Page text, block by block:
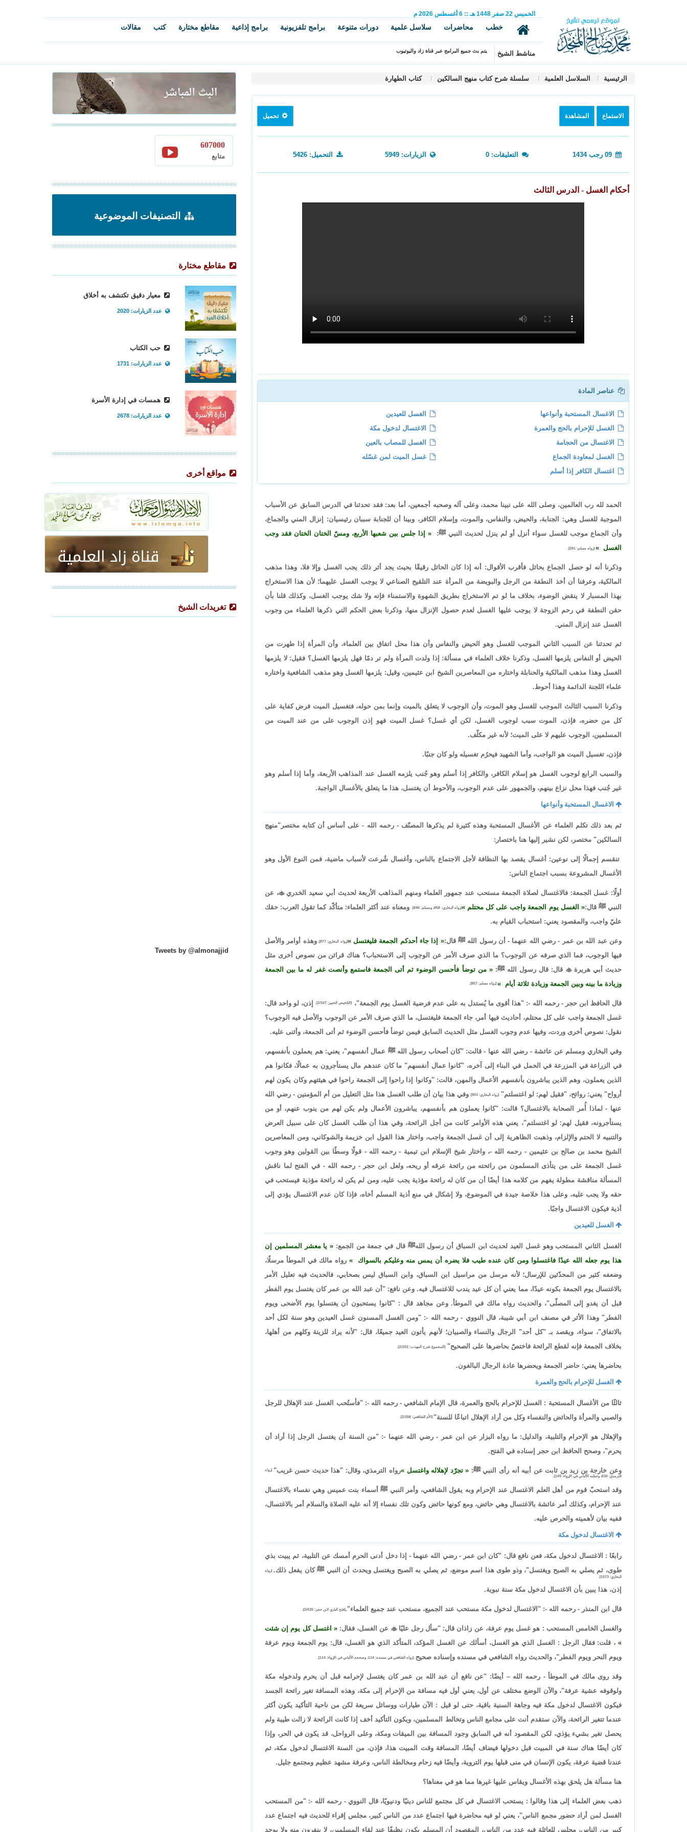
الخميس 22 صفر 1448 هـ ::
6 أغسطس 2026 م
خطب محاضرات سلاسل علمية دورات متنوعة برامج تلفزيونية برامج إذاعية مقاطع مختارة كتب مقالات
مناشط الشيخ يتم بث جميع البرامج عبر قناة زاد واليوتيوب
الرئيسية السلاسل العلمية سلسلة شرح كتاب منهج السالكين كتاب الطهارة
الاستماع المشاهدة تحميل
التعليقات: 0 الزيارات: 5949 التحميل: 5426
أحكام الغسل - الدرس الثالث
عناصر المادة
الاغسال المستحبة وأنواعها
الغسل للعيدين
الغسل للإحرام بالحج والعمرة
الاغتسال لدخول مكة
الاغتسال من الحجامة
الغسل للمصاب بالعين
الغسل لمعاودة الجماع
غسل الميت لمن غسّله
اغتسال الكافر إذا أسلم
الحمد لله رب العالمين، وصلى الله على نبينا محمد، وعلى آله وصحبه أجمعين، أما بعد: فقد تحدثنا في الدرس السابق عن الأسباب
الموجبة للغسل وهي: الجنابة، والحيض، والنفاس، والموت، وإسلام الكافر، وبينا أن للجنابة سببان رئيسيان: إنزال المني والجماع،
وأن الجماع موجب للغسل سواء أنزل أو لم ينزل لحديث النبي ﷺ:
إذا جلس بين شعبها الأربع، ومسّ الختان الختان فقد وجب
الغسل
[رواه مسلم: 291].
وذكرنا أنه لو حصل الجماع بحائل فأقرب الأقوال: أنه إذا كان الحائل رقيقًا بحيث يجد أثر ذلك يجب الغسل وإلا فلا، وهذا مذهب
المالكية، وعرفنا أن أخذ النطفة من الرجل والبويضة من المرأة عند التلقيح الصناعي لا يوجب الغسل عليهما؛ لأن هذا الاستخراج
بهذا المسبار لا ينقض الوضوء، بخلاف ما لو تم الاستخراج بطريق الشهوة والاستمناء فإنه ولا شك يوجب الغسل، وكذلك قلنا بأن
حقن النطفة في رحم الزوجة لا يوجب عليها الغسل لعدم حصول الإنزال منها، وذكرنا بعض الحكم التي ذكرها العلماء من وجوب
الغسل عند إنزال المني.
ثم تحدثنا عن السبب الثاني الموجب للغسل وهو الحيض والنفاس وأن هذا محل اتفاق بين العلماء، وأن المرأة إذا طهرت من
الحيض أو النفاس يلزمها الغسل، وذكرنا خلاف العلماء في مسألة: إذا ولدت المرأة ولم تر دمًا فهل يلزمها الغسل؟ فقيل: لا يلزمها
الغسل وهذا مذهب المالكية والحنابلة واختاره من المعاصرين الشيخ ابن عثيمين، وقيل: يلزمها الغسل وهو مذهب الشافعية واختاره
علماء اللجنة الدائمة وهذا أحوط.
وذكرنا السبب الثالث الموجب للغسل وهو الموت، وأن الوجوب لا يتعلق بالميت وإنما بمن حوله، فتغسيل الميت فرض كفاية على
كل من حضره، فإذن، الموت سبب لوجوب الغسل، لكن أي غسل؟ غسل الميت فهو إذن الوجوب على من عند الميت من
المسلمين، الوجوب عليهم لا على الميت؛ لأنه غير مكلّف.
فإذن، تغسيل الميت هو الواجب، وأما الشهيد فيحرُم تغسيله ولو كان جنبًا.
والسبب الرابع لوجوب الغسل هو إسلام الكافر، والكافر إذا أسلم وهو جُنب يلزمه الغسل عند المذاهب الأربعة، وأما إذا أسلم وهو
غير جُنب فهذا محل نزاع بينهم، والجمهور على عدم الوجوب، والأحوط أن يغتسل، هذا ما يتعلق بالأغسال الواجبة.
الاغسال المستحبة وأنواعها
ثم بعد ذلك تكلم العلماء عن الأغسال المستحبة وهذه كثيرة لم يذكرها المصنّف - رحمه الله - على أساس أن كتابه مختصر"منهج
السالكين" مختصر، لكن نشير إليها هنا باختصار:
تنقسم إجمالًا إلى نوعين: أغسال يقصد بها النظافة لأجل الاجتماع بالناس، وأغسال شُرعت لأسباب ماضية، فمن النوع الأول وهو
الأغسال المشروعة بسبب اجتماع الناس:
أولًا: غسل الجمعة: فالاغتسال لصلاة الجمعة مستحب عند جمهور العلماء ومنهم المذاهب الأربعة لحديث أبي سعيد الخدري، عن
النبي ﷺ قال:
الغسل يوم الجمعة واجب على كل محتلم [رواه البخاري: 858، ومسلم: 846].
ومعناه عند أكثر العلماء: متأكّد كما تقول العرب: حقك
عليّ واجب، والمقصود يعني: استحباب القيام به.
وعن عبد الله بن عمر - رضي الله عنهما - أن رسول الله ﷺ قال: إذا جاء أحدكم الجمعة فليغتسل [رواه البخاري: 877].
وهذه أوامر والأصل
فيها الوجوب، فما الذي صرفه عن الوجوب؟ ما الذي صرف الأمر عن الوجوب إلى الاستحباب؟ هناك قرائن من نصوص أخرى مثل
حديث أبي هريرة قال: قال رسول الله ﷺ:
من توضأ فأحسن الوضوء ثم أتى الجمعة فاستمع وأنصت غفر له ما بين الجمعة
وزيادة ما بينه وبين الجمعة وزيادة ثلاثة أيام
[رواه مسلم: 857].
قال الحافظ ابن حجر - رحمه الله -: "هذا أقوى ما يُستدل به على عدم فرضية الغسل يوم الجمعة"، [التلخيص الحبير: 2/167].
إذن، لو واحد قال:
غسل الجمعة واجب على كل محتلم، أحاديث فيها أمر، جاء الجمعة فليغتسل، ما الذي صرف الأمر عن الوجوب والأصل فيه الوجوب؟
نقول: نصوص أخرى وردت، وفيها عدم وجوب الغسل مثل الحديث السابق فيمن توضأ فأحسن الوضوء ثم أتى الجمعة، وأثنى عليه.
وفي البخاري ومسلم عن عائشة - رضي الله عنها - قالت: "كان أصحاب رسول الله ﷺ عمال أنفسهم"، يعني: هم يعملون بأنفسهم،
في الزراعة في المزرعة في الحمل في البناء إلى آخره، "كانوا عمال أنفسهم" ما كان عندهم مال يستأجرون به عمالًا، فكانوا هم
الذين يعملون، وهم الذين يباشرون بأنفسهم الأعمال والمهن، قالت: "وكانوا إذا راحوا إلى الجمعة راحوا في هيئتهم وكان يكون لهم
أرواح" يعني: روائح، "فقيل لهم: لو اغتسلتم" [رواه البخاري: 903].
وفي هذا بيان أن طلب الغسل هذا مثل التعليل من أم المؤمنين - رضي الله
عنها - لماذا أُمر الصحابة بالاغتسال؟ قالت: "كانوا يعملون هم بأنفسهم، يباشرون الأعمال ولم يكن لهم من ينوب عنهم، أو من
يستأجرونه، فقيل لهم: لو اغتسلتم"، يعني هذه الأوامر كانت من أجل الرائحة، وفي هذا أن طلب الغسل كان على سبيل العرض
والتنبيه لا الحتم والإلزام، وذهبت الظاهرية إلى أن غسل الجمعة واجب، واختار هذا القول ابن خزيمة والشوكاني، ومن المعاصرين
الشيخ محمد بن صالح بن عثيمين - رحمه الله -، واختار شيخ الإسلام ابن تيمية - رحمه الله - قولًا وسطًا بين القولين وهو وجوب
غسل الجمعة على من يتأذى المسلمون من رائحته من رائحة عرقه أو ريحه، ولعل ابن حجر - رحمه الله - في الفتح لما ناقش
المسألة مناقشة مطولة يفهم من كلامه هذا أيضًا أن من كان له رائحة مؤذية يجب عليه، ومن لم يكن له رائحة مؤذية فيستحب في
حقه ولا يجب عليه، وعلى هذا خلاصة جيدة في الموضوع، ولا إشكال في منع أذية المسلم أخاه، فإذا كان عدم الاغتسال يؤدي إلى
أذية فيكون الاغتسال واجبًا.
الغسل للعيدين
الغسل الثاني المستحب وهو غسل العيد لحديث ابن السباق أن رسول اللهﷺ قال في جمعة من الجمع:
يا معشر المسلمين إن
هذا يوم جعله الله عيدًا فاغتسلوا ومن كان عنده طيب فلا يضره أن يمس منه وعليكم بالسواك
رواه مالك في الموطأ مرسلًا،
وضعفه كثير من المحدّثين للإرسال؛ لأنه مرسل من مراسيل ابن السباق، وابن السباق ليس بصحابي، فالحديث فيه تعليل الأمر
بالاغتسال يوم الجمعة بكونه عيدًا، مما يعني أن كل عيد يندب للاغتسال فيه. وعن نافع: "أن عبد الله بن عمر كان يغتسل يوم الفطر
قبل أن يغدو إلى المصلّى"، والحديث رواه مالك في الموطأ. وعن مجاهد قال : "كانوا يستحبون أن يغتسلوا يوم الأضحى ويوم
الفطر" وهذا الأثر في مصنف ابن أبي شيبة، قال النووي - رحمه الله -: "ومن الغسل المسنون غسل العيدين وهو سنة لكل أحد
بالاتفاق"، سواء، ويقصد بـ "كل أحد" الرجال والنساء والصبيان؛ لأنهم يأتون العيد جميعًا، قال: "لأنه يراد للزينة وكلهم من أهلها،
بخلاف الجمعة فإنه لقطع الرائحة فاختصّ بحاضرها على الصحيح" [المجموع شرح المهذب: 2/202].
بحاضرها يعني: حاضر الجمعة ويحضرها عادة الرجال البالغون.
الغسل للإحرام بالحج والعمرة
ثالثًا من الأغسال المستحبة : الغسل للإحرام بالحج والعمرة، قال الإمام الشافعي - رحمه الله -: "فأستُحب الغسل عند الإهلال للرجل
والصبي والمرأة والحائض والنفساء وكل من أراد الإهلال اتباعًا للسنة" [الأم للشافعي: 2/158].
والإهلال هو الإحرام والتلبية، والدليل: ما رواه البزار عن ابن عمر - رضي الله عنهما -: "من السنة أن يغتسل الرجل إذا أراد أن
يحرم"، وصحح الحافظ ابن حجر إسناده في الفتح.
وعن خارجة بن زيد بن ثابت عن أبيه أنه رأى النبي ﷺ: تجرّد لإهلاله واغتسل رواه الترمذي، وقال: "هذا حديث حسن غريب" [رواه
الترمذي: 830، وحسّنه الألباني في الإرواء: 149].
وقد استحبّ قوم من أهل العلم الاغتسال عند الإحرام وبه يقول الشافعي، وأمر النبي ﷺ أسماء بنت عميس وهي نفساء بالاغتسال
عند الإحرام، وكذلك أمر عائشة بالاغتسال وهي حائض، ومع كونها حائض وكون تلك نفساء إلا أنه عليه الصلاة والسلام أمر بالاغتسال،
ففيه بيان لأهميته والحرص عليه.
الاغتسال لدخول مكة
رابعًا : الاغتسال لدخول مكة، فعن نافع قال: "كان ابن عمر - رضي الله عنهما - إذا دخل أدنى الحرم أمسك عن التلبية، ثم يبيت بذي
طوى، ثم يصلي به الصبح ويغتسل"، وذو طوى هذا اسم موضع، ثم يصلي به الصبح ويغتسل ويحدث أن النبي ﷺ كان يفعل ذلك. [رواه
البخاري: 1573].
إذن، هذا يبين بأن الاغتسال لدخول مكة سنة نبوية.
قال ابن المنذر - رحمه الله -: "الاغتسال لدخول مكة مستحب عند الجميع، مستحب عند جميع العلماء".[فتح الباري لابن حجر: 3/435].
والغسل الخامس المستحب : هو غسل يوم عرفة، عن زاذان قال: "سأل رجل عليًا عن الغسل، فقال:
اغتسل كل يوم إن شئت
، قلت: فقال الرجل : الغسل الذي هو الغسل، أسألك عن الغسل المؤكد، المتأكد الذي هو الغسل، قال: يوم الجمعة ويوم عرفة
ويوم النحر ويوم الفطر"، والحديث رواه الشافعي في مسنده وإسناده صحيح. [رواه الشافعي في مسنده: 114، وصححه الألباني في الإرواء: 114].
وقد روى مالك في الموطأ - رحمه الله – أيضًا: "عن نافع أن عبد الله بن عمر كان يغتسل لإحرامه قبل أن يحرم ولدخوله مكة
ولوقوفه عشية عرفة"، والآن الوضع مختلف عن أول، يعني أول فيه مسافة من الإحرام إلى مكة، وهذه المسافة تغير رائحة الجسد
فيكون الاغتسال لدخول مكة فيه وجاهة السنية باقية، حتى لو قيل : الآن طيارات ووسائل سريعة لكن من ناحية التأكيد يكون أكثر
عندما تتغير الرائحة، والآن ستقدم أنت على مجامع الناس وتخالط المسلمين، ويكون التأكيد أخف إذا كانت الرائحة لا زالت طيبة ولم
يحصل تغير بشيء يؤذي، لكن المقصود أنه في السابق وجود المسافة بين الميقات ومكة، وعلى الرواحل، قد يكون في الحر، وإذا
كان أيضًا هناك سنة في المبيت قبل دخولها فيضاف أيضًا، المسافة وقت المبيت هذا، فإذن، من السنة الاغتسال لدخول مكة، ثم
عندنا قضية عرفة، يكون الإنسان في منى قبلها يوم التروية، وأيضًا فيه زحام ومخالطة الناس، وعرفة مشهد عظيم ومجتمع جليل.
هنا مسألة هل يلحق بهذه الأغسال ويقاس عليها غيرها مما هو في معناها؟
ذهب بعض العلماء إلى هذا وقالوا : يستحب الاغتسال في كل مجتمع للناس دينيًا ودنيويًا، قال النووي - رحمه الله -: "من المستحب
الغسل لمن أراد حضور مجمع الناس"، يعني لو فيه محاضرة فيها اجتماع عدد من الناس كبير، مجلس إقراء للحديث فيه اجتماع عدد
كبير من الناس، مجلس للعائلة فيه عدد من الناس، المقصود أن المسلم يكون نظيفًا عند لقاء المسلمين، لا ينفرون منه ولا يوجد
607000
متابع
التصنيفات الموضوعية
مقاطع مختارة
معيار دقيق تكتشف به أخلاق
عدد الزيارات: 2020
حب الكتاب
عدد الزيارات: 1731
همسات في إدارة الأسرة
عدد الزيارات: 2678
مواقع أخرى
تغريدات الشيخ
Tweets by @almonajjid